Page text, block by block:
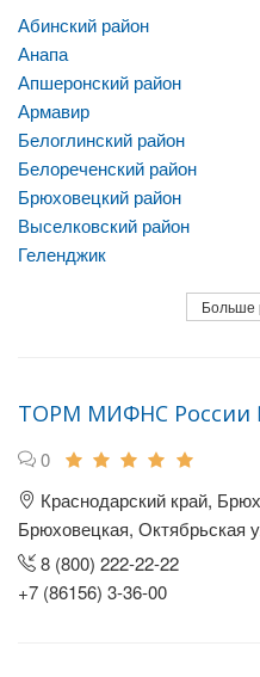
Абинский район
Анапа
Апшеронский район
Армавир
Белоглинский район
Белореченский район
Брюховецкий район
Выселковский район
Геленджик
Больше
ТОРМ МИФНС России
0
Краснодарский край,
Брюховецкая, Октябрьская
8 (800) 222-22-22
+7 (86156) 3-36-00